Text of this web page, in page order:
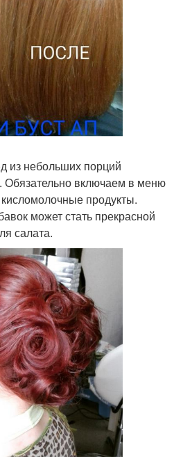
из небольших порций
Обязательно включаем в меню
продукты.
может стать прекрасной
салата.